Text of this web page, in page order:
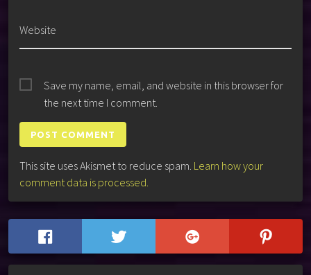
Website
Save my name, email, and website in this browser for
the next time I comment.
This site uses Akismet to reduce spam. Learn how your
comment data is processed.